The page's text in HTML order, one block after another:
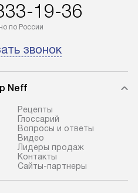
при
и регулярное
обеспечивают
19-36
по России
звонок
Neff
Рецепты
Глоссарий
Вопросы и ответы
Видео
Лидеры продаж
Контакты
Сайты-партнеры